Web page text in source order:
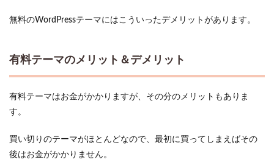
3
自分
のテーマ
を選ぼう
無料のWordPressテーマにはこういったデメリットがあります。
有料テーマのメリット＆デメリット
有料テーマはお金がかかりますが、その分のメリットもありま
す。
買い切りのテーマがほとんどなので、最初に買ってしまえばその
後はお金がかかりません。